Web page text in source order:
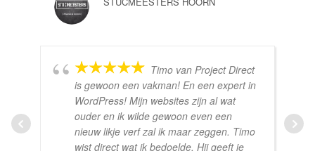
Timo van Project Direct
is gewoon een vakman! En een expert in
WordPress! Mijn websites zijn al wat
ouder en ik wilde gewoon even een
nieuw likje verf zal ik maar zeggen. Timo
wist direct wat ik bedoelde. Hij geeft je